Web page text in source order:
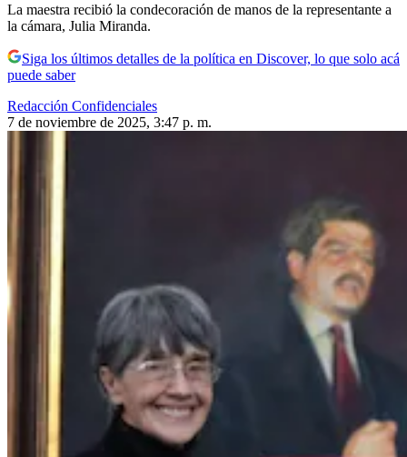
La maestra recibió la condecoración de manos de la representante a
la cámara, Julia Miranda.
Siga los últimos detalles de la política en Discover, lo que solo acá
puede saber
Redacción Confidenciales
7 de noviembre de 2025, 3:47 p. m.